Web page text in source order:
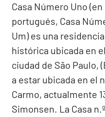
Casa Número Uno (en
portugués, Casa
Um) es una residencia
histórica ubicada en
ciudad de São Paulo,
a estar ubicada en el
Carmo, actualmente
Simonsen. La Casa